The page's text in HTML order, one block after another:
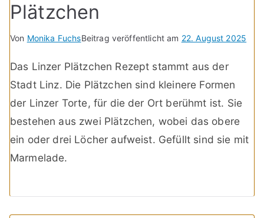
Plätzchen
Von Monika FuchsBeitrag veröffentlicht am 22. August 2025
Das Linzer Plätzchen Rezept stammt aus der
Stadt Linz. Die Plätzchen sind kleinere Formen
der Linzer Torte, für die der Ort berühmt ist. Sie
bestehen aus zwei Plätzchen, wobei das obere
ein oder drei Löcher aufweist. Gefüllt sind sie mit
Marmelade.